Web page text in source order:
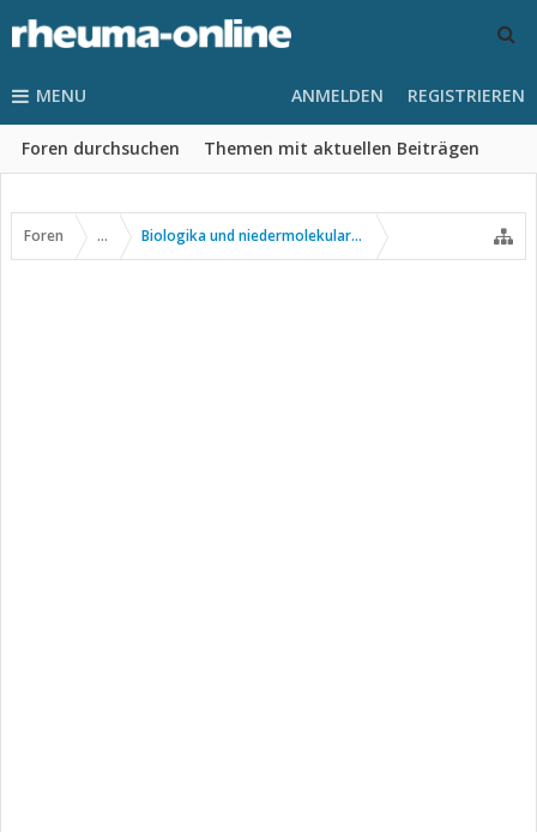
MENU
Foren durchsuchen Themen mit aktuellen Beiträgen
ANMELDEN REGISTRIEREN
Foren ... Biologika und niedermolekulare Wirkstoffe